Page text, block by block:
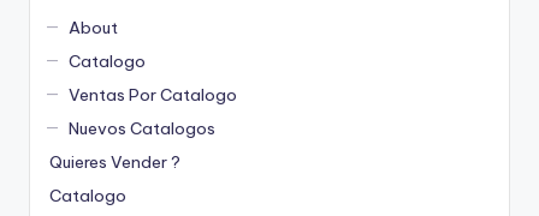
About
Catalogo
Ventas Por Catalogo
Nuevos Catalogos
Quieres Vender ?
Catalogo